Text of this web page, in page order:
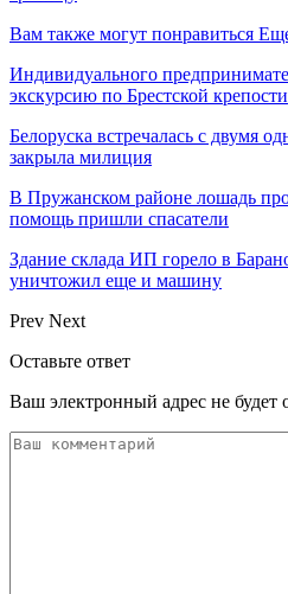
Вам также могут понравиться
Индивидуального
экскурсию по Брестской крепости
Белоруска встречалась с двумя
закрыла милиция
В Пружанском районе лошадь
помощь пришли спасатели
Здание склада ИП горело в
уничтожил еще и машину
Prev Next
Оставьте ответ
Ваш электронный адрес не будет